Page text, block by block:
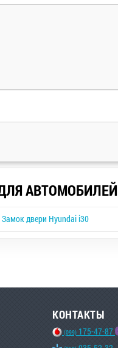
Замок двери Hyundai i30
КОНТАКТЫ
(099) 175-47-87